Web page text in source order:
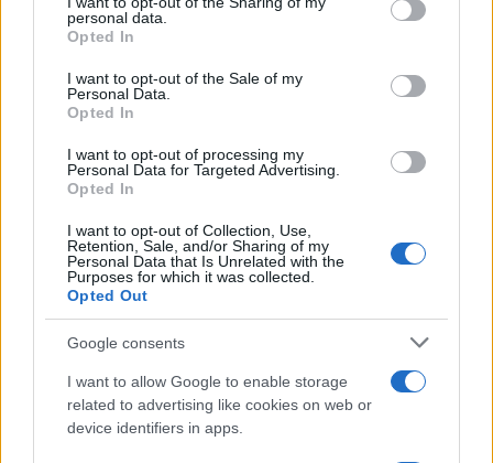
grant or deny consent to Google and its third-party tags to
use your data for below specified purposes in below Google
consent section.
personal data.
Opted In
I want to opt-out of the Sale of my
Personal Data.
Opted In
I want to opt-out of processing my
Personal Data for Targeted Advertising.
Opted In
I want to opt-out of Collection, Use,
Retention, Sale, and/or Sharing of my
Personal Data that Is Unrelated with the
Purposes for which it was collected.
Opted Out
Google consents
I want to allow Google to enable storage
related to advertising like cookies on web or
device identifiers in apps.
Trucos de cocina tradicionales para platos deliciosos
y rápidos
CONSEJOS DE COCINA